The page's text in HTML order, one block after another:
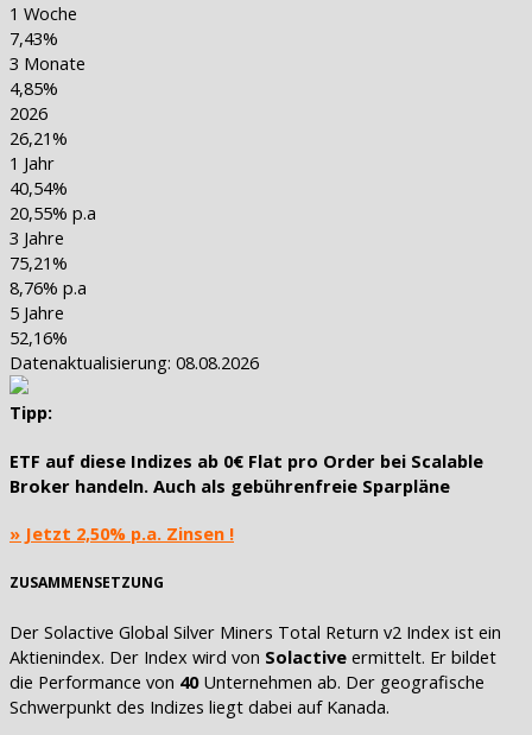
1 Woche
7,43%
3 Monate
4,85%
2026
26,21%
1 Jahr
40,54%
20,55% p.a
3 Jahre
75,21%
8,76% p.a
5 Jahre
52,16%
Datenaktualisierung: 08.08.2026
Tipp:
ETF auf diese Indizes ab 0€ Flat pro Order bei Scalable
Broker handeln. Auch als gebührenfreie Sparpläne
» Jetzt 2,50% p.a. Zinsen !
ZUSAMMENSETZUNG
Der Solactive Global Silver Miners Total Return v2 Index ist ein
Aktienindex. Der Index wird von Solactive ermittelt. Er bildet
die Performance von 40Unternehmen ab. Der geografische
Schwerpunkt des Indizes liegt dabei auf Kanada.